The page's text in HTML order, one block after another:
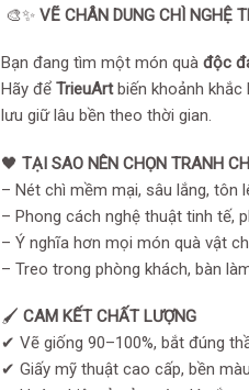
🎨✨ VẼ CHÂN DUNG CHÌ NGHỆ
Bạn đang tìm một món quà độc
Hãy để TrieuArtbiến khoảnh khắc
lưu giữ lâu bền theo thời gian.
🖤 TẠI SAO NÊN CHỌN TRANH
– Nét chì mềm mại, sâu lắng, tôn
– Phong cách nghệ thuật tinh tế,
– Ý nghĩa hơn mọi món quà vật
– Treo trong phòng khách, bàn
🖌️ CAM KẾT CHẤT LƯỢNG
✔ Vẽ giống 90–100%, bắt đúng
✔ Giấy mỹ thuật cao cấp, bền